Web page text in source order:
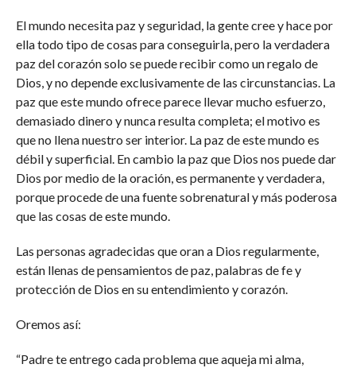
El mundo necesita paz y seguridad, la gente cree y hace por
ella todo tipo de cosas para conseguirla, pero la verdadera
paz del corazón solo se puede recibir como un regalo de
Dios, y no depende exclusivamente de las circunstancias. La
paz que este mundo ofrece parece llevar mucho esfuerzo,
demasiado dinero y nunca resulta completa; el motivo es
que no llena nuestro ser interior. La paz de este mundo es
débil y superficial. En cambio la paz que Dios nos puede dar
Dios por medio de la oración, es permanente y verdadera,
porque procede de una fuente sobrenatural y más poderosa
que las cosas de este mundo.
Las personas agradecidas que oran a Dios regularmente,
están llenas de pensamientos de paz, palabras de fe y
protección de Dios en su entendimiento y corazón.
Oremos así:
“Padre te entrego cada problema que aqueja mi alma,